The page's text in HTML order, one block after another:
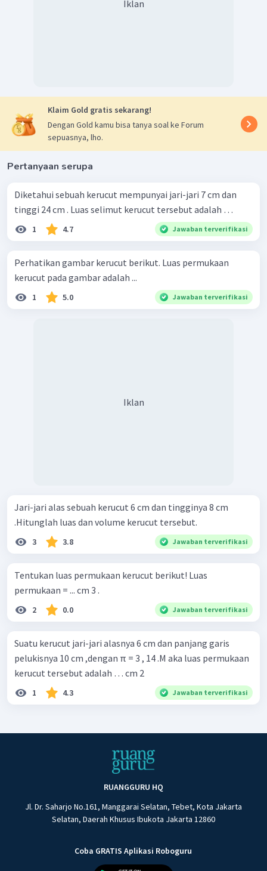
Iklan
Klaim Gold gratis sekarang!
Dengan Gold kamu bisa tanya soal ke Forum
sepuasnya, lho.
Pertanyaan serupa
Diketahui sebuah kerucut mempunyai jari-jari 7 cm dan
tinggi 24 cm . Luas selimut kerucut tersebut adalah …
1 4.7 Jawaban terverifikasi
Perhatikan gambar kerucut berikut. Luas permukaan
kerucut pada gambar adalah ...
1 5.0 Jawaban terverifikasi
Iklan
Jari-jari alas sebuah kerucut 6 cm dan tingginya 8 cm
.Hitunglah luas dan volume kerucut tersebut.
3 3.8 Jawaban terverifikasi
Tentukan luas permukaan kerucut berikut! Luas
permukaan = ... cm 3 .
2 0.0 Jawaban terverifikasi
Suatu kerucut jari-jari alasnya 6 cm dan panjang garis
pelukisnya 10 cm ,dengan π = 3 , 14 .M aka luas permukaan
kerucut tersebut adalah … cm 2
1 4.3 Jawaban terverifikasi
RUANGGURU HQ
Jl. Dr. Saharjo No.161, Manggarai Selatan, Tebet, Kota Jakarta
Selatan, Daerah Khusus Ibukota Jakarta 12860
Coba GRATIS Aplikasi Roboguru